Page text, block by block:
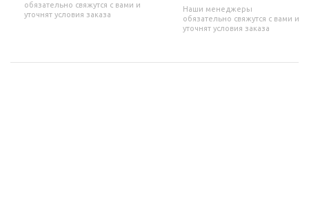
обязательно свяжутся с вами и
уточнят условия заказа
Наши менеджеры
обязательно свяжутся с вами и
уточнят условия заказа